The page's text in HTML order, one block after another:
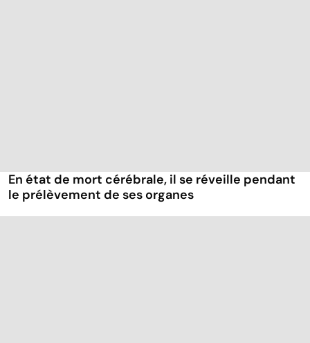
En état de mort cérébrale, il se réveille pendant
le prélèvement de ses organes